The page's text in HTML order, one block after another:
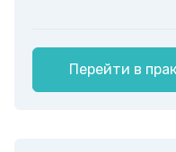
Перейти в